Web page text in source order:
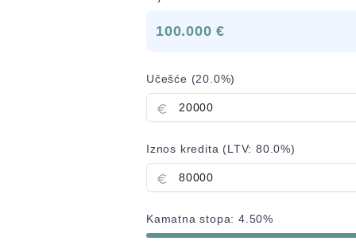
100.000 €
Učešće (20.0%)
Iznos kredita (LTV:80.0%)
Kamatna stopa:4.50%